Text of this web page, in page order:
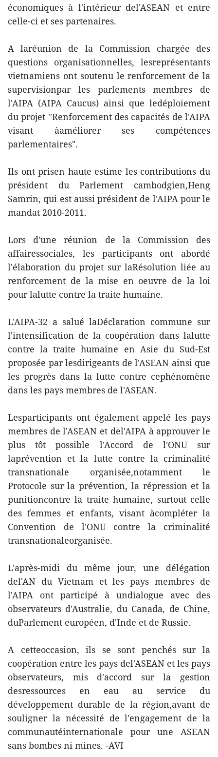
économiques à l'intérieur del'ASEAN et entre
celle-ci et ses partenaires.
A laréunion de la Commission chargée des
questions organisationnelles, lesreprésentants
vietnamiens ont soutenu le renforcement de la
supervisionpar les parlements membres de
l'AIPA (AIPA Caucus) ainsi que ledéploiement
du projet ''Renforcement des capacités de l'AIPA
visant àaméliorer ses compétences
parlementaires".
Ils ont prisen haute estime les contributions du
président du Parlement cambodgien,Heng
Samrin, qui est aussi président de l'AIPA pour le
mandat 2010-2011.
Lors d'une réunion de la Commission des
affairessociales, les participants ont abordé
l'élaboration du projet sur laRésolution liée au
renforcement de la mise en oeuvre de la loi
pour lalutte contre la traite humaine.
L'AIPA-32 a salué laDéclaration commune sur
l'intensification de la coopération dans lalutte
contre la traite humaine en Asie du Sud-Est
proposée par lesdirigeants de l'ASEAN ainsi que
les progrès dans la lutte contre cephénomène
dans les pays membres de l'ASEAN.
Lesparticipants ont également appelé les pays
membres de l'ASEAN et del'AIPA à approuver le
plus tôt possible l'Accord de l'ONU sur
laprévention et la lutte contre la criminalité
transnationale organisée,notamment le
Protocole sur la prévention, la répression et la
punitioncontre la traite humaine, surtout celle
des femmes et enfants, visant àcompléter la
Convention de l'ONU contre la criminalité
transnationaleorganisée.
L'après-midi du même jour, une délégation
del'AN du Vietnam et les pays membres de
l'AIPA ont participé à undialogue avec des
observateurs d'Australie, du Canada, de Chine,
duParlement européen, d'Inde et de Russie.
A cetteoccasion, ils se sont penchés sur la
coopération entre les pays del'ASEAN et les pays
observateurs, mis d'accord sur la gestion
desressources en eau au service du
développement durable de la région,avant de
souligner la nécessité de l'engagement de la
communautéinternationale pour une ASEAN
sans bombes ni mines. -AVI